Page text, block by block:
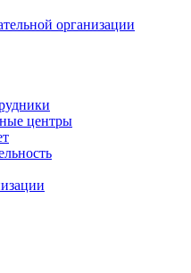
организации
центры